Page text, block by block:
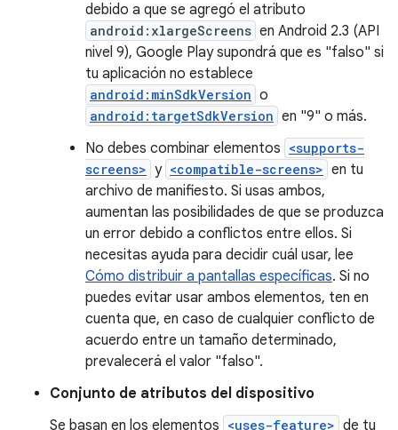
debido a que se agregó el atributo
android:xlargeScreens en Android 2.3 (API
nivel 9), Google Play supondrá que es "falso" si
tu aplicación no establece
android:minSdkVersion o
android:targetSdkVersion en "9" o más.
No debes combinar elementos <supports-
screens> y <compatible-screens> en tu
archivo de manifiesto. Si usas ambos,
aumentan las posibilidades de que se produzca
un error debido a conflictos entre ellos. Si
necesitas ayuda para decidir cuál usar, lee
Cómo distribuir a pantallas específicas. Si no
puedes evitar usar ambos elementos, ten en
cuenta que, en caso de cualquier conflicto de
acuerdo entre un tamaño determinado,
prevalecerá el valor "falso".
Conjunto de atributos del dispositivo
Se basan en los elementos <uses-feature> de tu